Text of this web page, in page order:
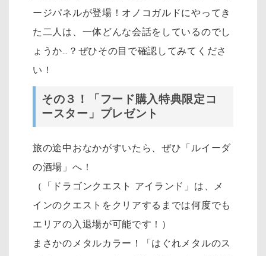
ージパネルが登場！オノコガルドにやってき
た二人は、一体どんな会話をしているのでし
ょうか…？ぜひその目で確認してみてくださ
い！
その３！「フード購入特典限定コ
ースター」プレゼント
旅の途中おなかがすいたら、ぜひ「ルイーダ
の酒場」へ！
（「ドラゴンクエスト アイランド」は、メ
インのクエストをクリアするまでは何度でも
エリアの入退場が可能です！）
まさかのメタルカラー！「はぐれメタルのス